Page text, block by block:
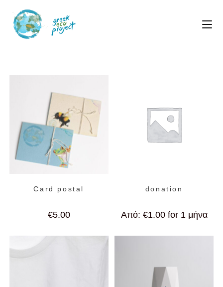
Card postal
€5.00
donation
Από: €1.00 for 1 μήνα